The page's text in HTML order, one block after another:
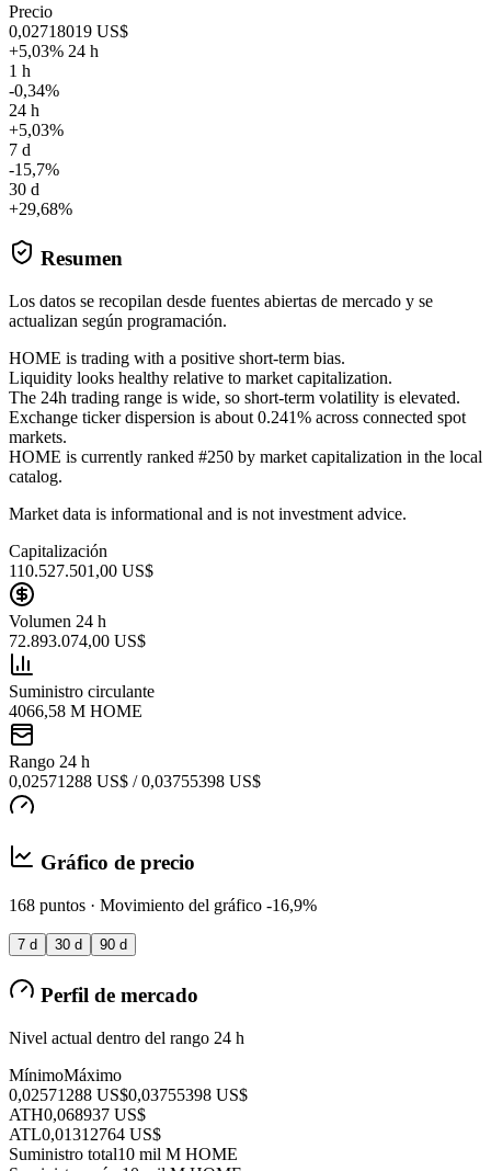
Precio
0,02718019 US$
+5,03% 24 h
1 h
-0,34%
24 h
+5,03%
7 d
-15,7%
30 d
+29,68%
Resumen
Los datos se recopilan desde fuentes abiertas de mercado y se
actualizan según programación.
HOME is trading with a positive short-term bias.
Liquidity looks healthy relative to market capitalization.
The 24h trading range is wide, so short-term volatility is elevated.
Exchange ticker dispersion is about 0.241% across connected spot
markets.
HOME is currently ranked #250 by market capitalization in the local
catalog.
Market data is informational and is not investment advice.
Capitalización
110.527.501,00 US$
Volumen 24 h
72.893.074,00 US$
Suministro circulante
4066,58 M HOME
Rango 24 h
0,02571288 US$ / 0,03755398 US$
Gráfico de precio
168 puntos · Movimiento del gráfico -16,9%
7 d 30 d 90 d
Perfil de mercado
Nivel actual dentro del rango 24 h
MínimoMáximo
0,02571288 US$0,03755398 US$
ATH0,068937 US$
ATL0,01312764 US$
Suministro total10 mil M HOME